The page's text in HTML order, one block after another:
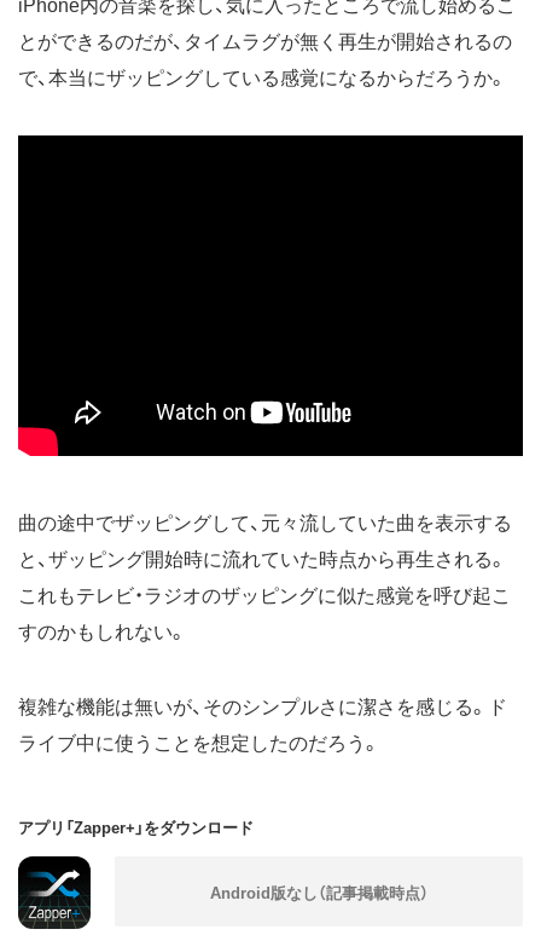
iPhone内の音楽を探し、気に入ったところで流し始めるこ
とができるのだが、タイムラグが無く再生が開始されるの
で、本当にザッピングしている感覚になるからだろうか。
曲の途中でザッピングして、元々流していた曲を表示する
と、ザッピング開始時に流れていた時点から再生される。
これもテレビ・ラジオのザッピングに似た感覚を呼び起こ
すのかもしれない。
複雑な機能は無いが、そのシンプルさに潔さを感じる。ド
ライブ中に使うことを想定したのだろう。
アプリ「Zapper+」をダウンロード